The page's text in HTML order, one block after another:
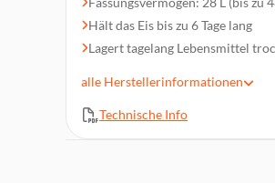
Hält das Eis bis zu 6 Tage lang
Lagert tagelang Lebensmittel
und Schubladenriegel
Gewicht: 9,2 kg
alle Herstellerinformationen
Technische Info